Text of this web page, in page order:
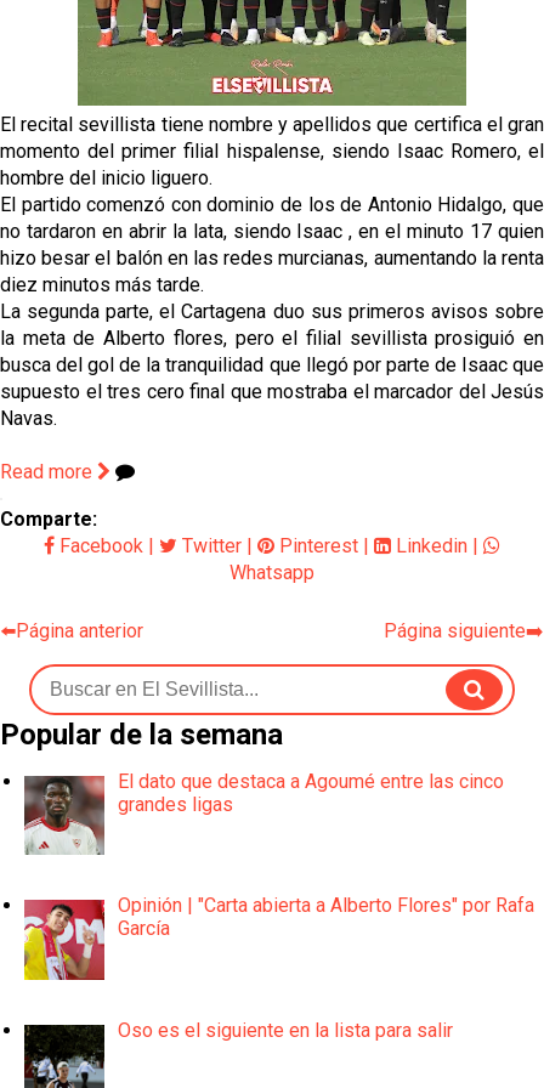
El Sevilla continúa con despidos y rechaza una
oferta de 420 millones por el club
El Sevilla mueve ficha por Robbie Ure: la opción 'A'
para el ataque nervionense
Los contratiempos para García Plaza por la mala
gestión de un inválido Consejo
El Sevilla C se queda en Tercera Federación
El recital sevillista tiene nombre y apellidos que certifica el gran
momento del primer filial hispalense, siendo Isaac Romero, el
hombre del inicio liguero.
El partido comenzó con dominio de los de Antonio Hidalgo, que
no tardaron en abrir la lata, siendo Isaac , en el minuto 17 quien
hizo besar el balón en las redes murcianas, aumentando la renta
diez minutos más tarde.
La segunda parte, el Cartagena duo sus primeros avisos sobre
la meta de Alberto flores, pero el filial sevillista prosiguió en
busca del gol de la tranquilidad que llegó por parte de Isaac que
supuesto el tres cero final que mostraba el marcador del Jesús
Navas.
Read more
Comparte:
Facebook
Twitter Pinterest Linkedin
Whatsapp
⬅️Página anterior Página siguiente➡️
Popular de la semana
El dato que destaca a Agoumé entre las cinco
grandes ligas
Opinión | "Carta abierta a Alberto Flores" por Rafa
García
Oso es el siguiente en la lista para salir